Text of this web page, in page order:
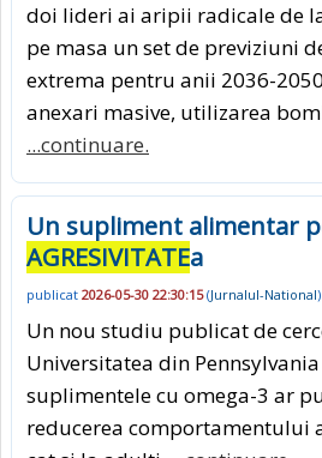
doi lideri ai aripii radicale de
pe masa un set de previziuni
extrema pentru anii 2036-
anexari masive, utilizarea
...continuare.
Un supliment alimentar
AGRESIVITATEa
publicat 2026-05-30 22:30:15(Jurnalul-National)
Un nou studiu publicat de
Universitatea din
suplimentele cu omega-3 ar
reducerea comportamentului